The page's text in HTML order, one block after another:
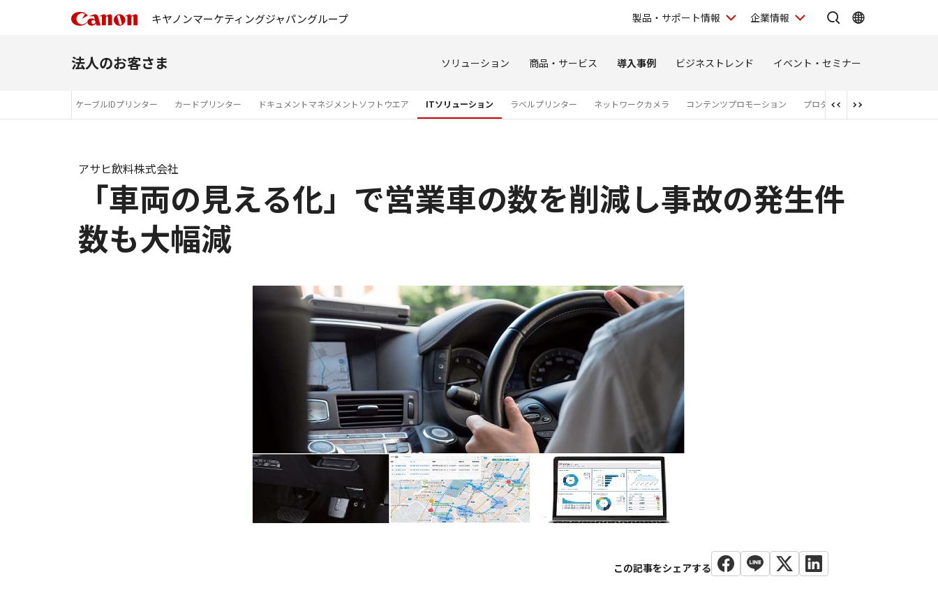
キヤノンマーケティングジャパングループ 製品・サポート情報 企業情報
法人のお客さま ソリューション 商品・サービス 導入事例 ビジネストレンド イベント・セミナー
ケーブルIDプリンター カードプリンター ドキュメントマネジメントソフトウエア ITソリューション ラベルプリンター ネットワークカメラ コンテンツプロモーション プロダクションプリンター
「車両の見える化」で営業車の数を削減し事故の発生件
数も大幅減
アサヒ飲料株式会社